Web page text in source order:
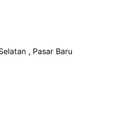
, Pasar Baru